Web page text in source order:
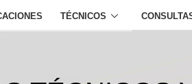
TÉCNICOS